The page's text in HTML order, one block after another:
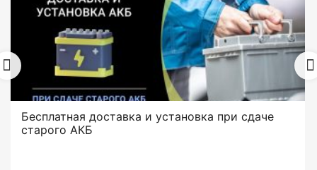
Бесплатная доставка и установка при сдаче
старого АКБ